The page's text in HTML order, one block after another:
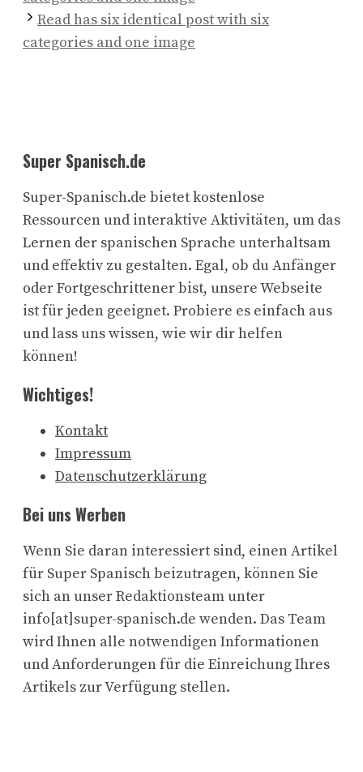
Read has six identical post with six
categories and one image
Super Spanisch.de
Super-Spanisch.de bietet kostenlose
Ressourcen und interaktive Aktivitäten, um das
Lernen der spanischen Sprache unterhaltsam
und effektiv zu gestalten. Egal, ob du Anfänger
oder Fortgeschrittener bist, unsere Webseite
ist für jeden geeignet. Probiere es einfach aus
und lass uns wissen, wie wir dir helfen
können!
Wichtiges!
Kontakt
Impressum
Datenschutzerklärung
Bei uns Werben
Wenn Sie daran interessiert sind, einen Artikel
für Super Spanisch beizutragen, können Sie
sich an unser Redaktionsteam unter
info[at]super-spanisch.de wenden. Das Team
wird Ihnen alle notwendigen Informationen
und Anforderungen für die Einreichung Ihres
Artikels zur Verfügung stellen.